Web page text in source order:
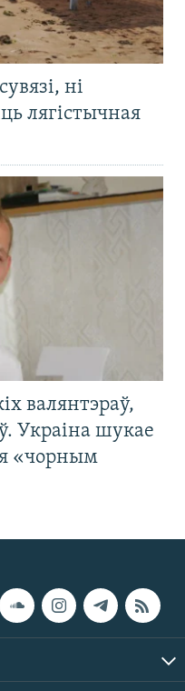
ні
лягістычная
валянтэраў,
Украіна шукае
«чорным